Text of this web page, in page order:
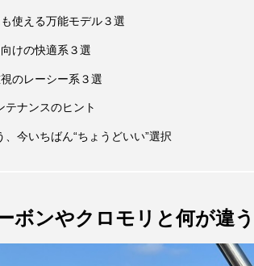
使える万能モデル３選
けの快適系３選
のレーシー系３選
テナンスのヒント
今いちばん“ちょうどいい”選択
ボンやクロモリと何が違